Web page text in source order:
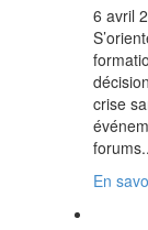
6 avril
crise
En